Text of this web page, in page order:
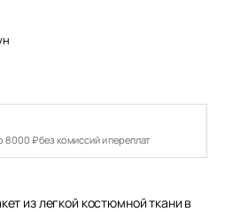
8 000 ₽ без комиссий и переплат
из легкой костюмной ткани в